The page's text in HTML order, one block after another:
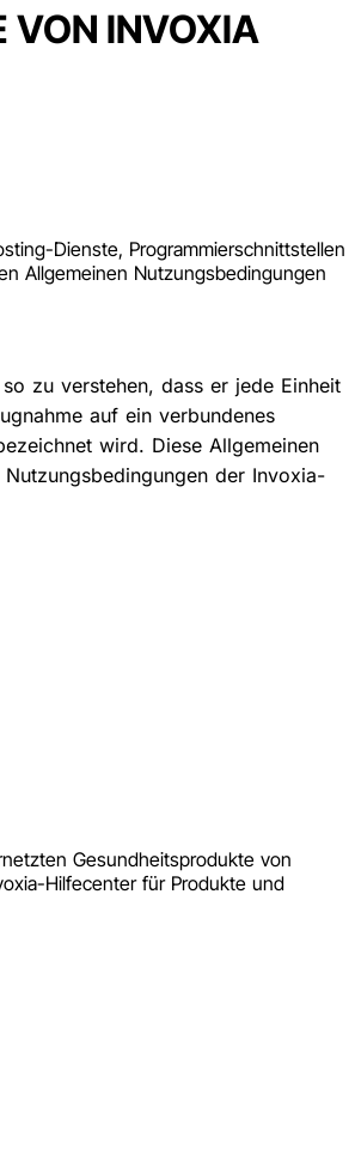
VON INVOXIA
Dienste, Programmierschnittstellen
Allgemeinen Nutzungsbedingungen
zu verstehen, dass er jede Einheit
auf ein verbundenes
wird. Diese Allgemeinen
der Invoxia-
Gesundheitsprodukte von
Hilfecenter für Produkte und